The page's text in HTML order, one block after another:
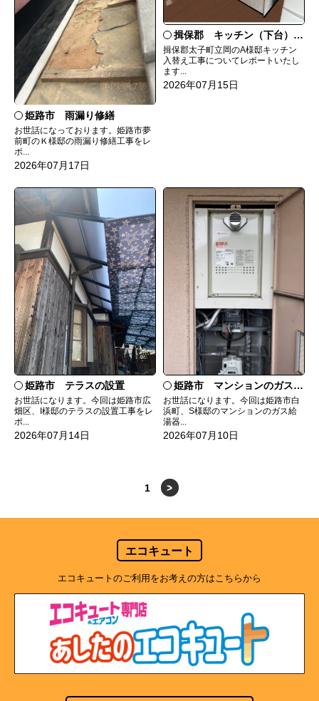
姫路市 雨漏り修繕
お世話になっております。姫路市夢
前町のＫ様邸の雨漏り修繕工事をレ
ポ...
2026年07月17日
揖保郡 キッチン（下台）交換
揖保郡太子町立岡のA様邸キッチン
入替え工事についてレポートいたし
ます...
2026年07月15日
姫路市 テラスの設置
お世話になります。今回は姫路市広
畑区、I様邸のテラスの設置工事をレ
ポ...
2026年07月14日
姫路市 マンションのガス給湯器の交換
お世話になります。今回は姫路市白
浜町、S様邸のマンションのガス給
湯器...
2026年07月10日
1 >
エコキュート
エコキュートのご利用をお考えの方はこちらから